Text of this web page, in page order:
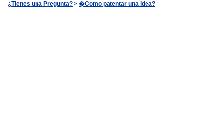
¿Tienes una Pregunta? > �Como patentar una idea?